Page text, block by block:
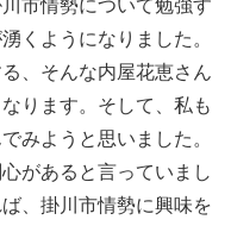
市情勢について勉強す
くようになりました。
、そんな内屋花恵さん
ります。そして、私も
みようと思いました。
があると言っていまし
、掛川市情勢に興味を